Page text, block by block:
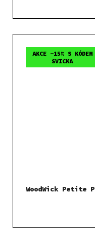
AKCE -15% S KÓDEM
SVICKA
WoodWick Petite